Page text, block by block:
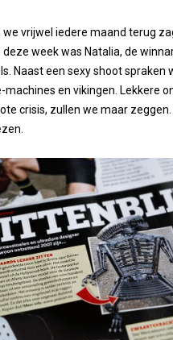
we vrijwel iedere maand terug
week was Natalia, de
Naast een sexy shoot spraken
machines en vikingen. Lekkere
crisis, zullen we maar zeggen.